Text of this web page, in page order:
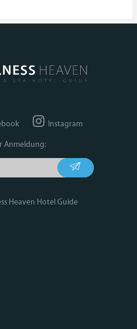
Instagram
Anmeldung:
Heaven Hotel Guide